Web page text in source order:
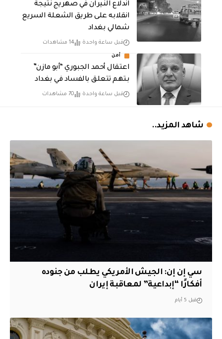
اندلاع النيران في صهريج نتيجة
انقلابه على طريق الشعلة السريع
شمالي بغداد
قبل ساعة واحدة 14 مشاهدات
أمن
اعتقال أحمد الجبوري “أبو مازن”
بتهم تتعلق بالفساد في بغداد
قبل ساعة واحدة 70 مشاهدات
شاهد المزيد..
سي إن إن: الجيش الأمريكي يطلب من جنوده
أفكارًا “إبداعية” لمعاقبة إيران
قبل 5 أيام